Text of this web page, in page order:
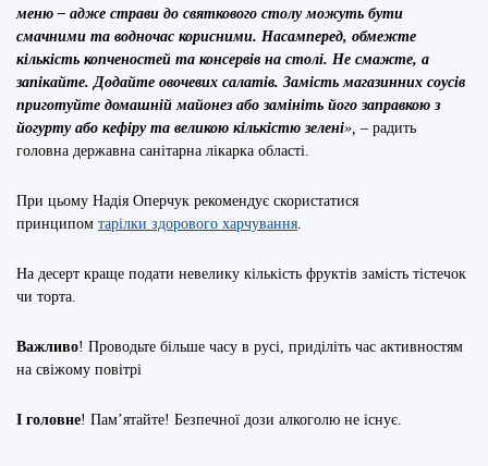
меню – адже страви до святкового столу можуть бути
смачними та водночас корисними. Насамперед, обмежте
кількість копченостей та консервів на столі. Не смажте, а
запікайте. Додайте овочевих салатів. Замість магазинних соусів
приготуйте домашній майонез або замініть його заправкою з
йогурту або кефіру та великою кількістю зелені», – радить
головна державна санітарна лікарка області.
При цьому Надія Оперчук рекомендує скористатися
принципом тарілки здорового харчування.
На десерт краще подати невелику кількість фруктів замість тістечок
чи торта.
Важливо! Проводьте більше часу в русі, приділіть час активностям
на свіжому повітрі
І головне! Пам’ятайте! Безпечної дози алкоголю не існує.